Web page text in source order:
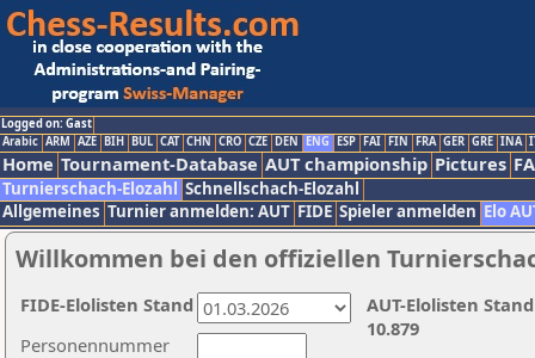
Logged on: Gast
Arabic ARM AZE BIH BUL CAT CHN CRO CZE DEN ENG ESP FAI FIN FRA GER GRE INA
Home Tournament-Database AUT championship Pictures
Turnierschach-Elozahl Schnellschach-Elozahl
Allgemeines Turnier anmelden: AUT FIDE Spieler anmelden Elo
Willkommen bei den offiziellen
Personennummer
AUT-Elolisten
10.879
FIDE-Elolisten Stand